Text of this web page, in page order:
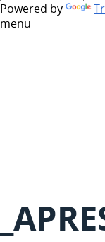
Powered by
menu